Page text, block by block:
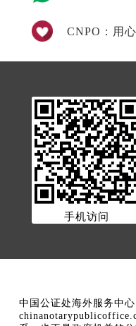
CNPO：用
手机访问
中国公证处海外服务中